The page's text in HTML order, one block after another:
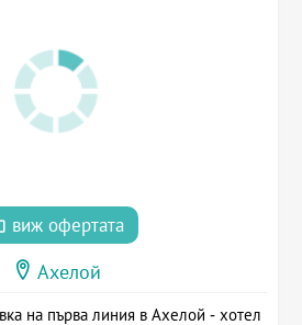
виж офертата
Ахелой
на първа линия в Ахелой - хотел